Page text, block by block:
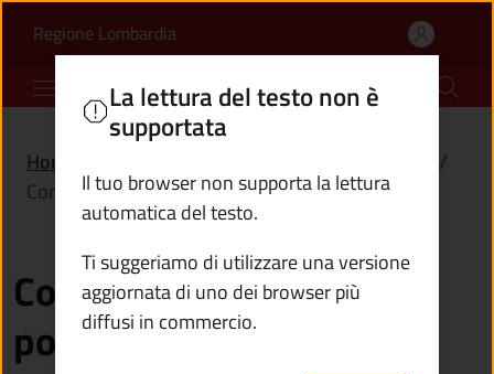
Commissione giudici
Regione Lombardia(apre in un'altra scheda).
Comune di Vione
Home
/
Commissione giudici popolari
Commissione giudici
popolari
La lettura del testo non è
supportata
Il tuo browser non supporta la lettura
automatica del testo.
Ti suggeriamo di utilizzare una versione
aggiornata di uno dei browser più
diffusi in commercio.